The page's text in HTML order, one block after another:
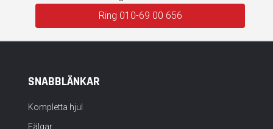
Ring 010-69 00 656
SNABBLÄNKAR
Kompletta hjul
Fälgar